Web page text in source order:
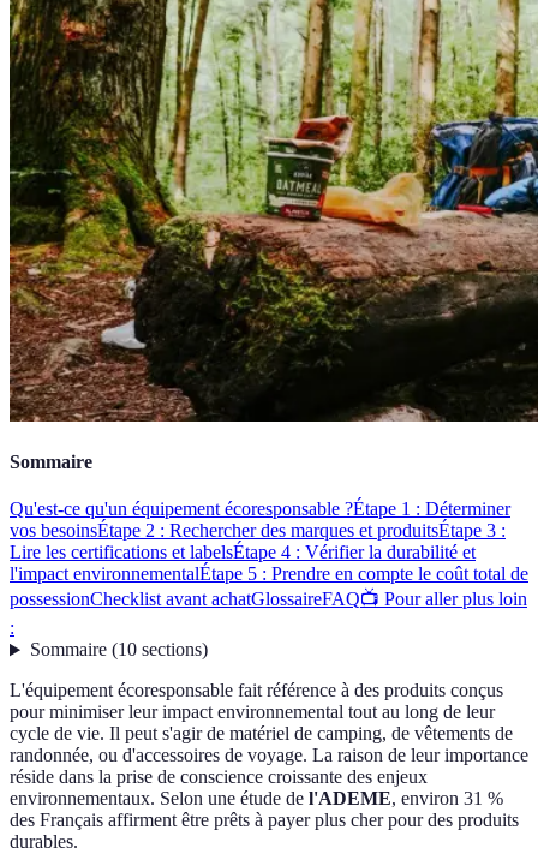
Sommaire
Qu'est-ce qu'un équipement écoresponsable ?Étape 1 : Déterminer
vos besoinsÉtape 2 : Rechercher des marques et produitsÉtape 3 :
Lire les certifications et labelsÉtape 4 : Vérifier la durabilité et
l'impact environnementalÉtape 5 : Prendre en compte le coût total de
possessionChecklist avant achatGlossaireFAQ📺 Pour aller plus loin
:
Sommaire(10 sections)
L'équipement écoresponsable fait référence à des produits conçus
pour minimiser leur impact environnemental tout au long de leur
cycle de vie. Il peut s'agir de matériel de camping, de vêtements de
randonnée, ou d'accessoires de voyage. La raison de leur importance
réside dans la prise de conscience croissante des enjeux
environnementaux. Selon une étude de l'ADEME, environ 31 %
des Français affirment être prêts à payer plus cher pour des produits
durables.